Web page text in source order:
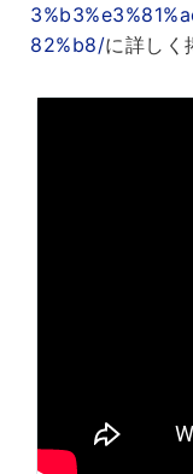
82%b8/に詳しく